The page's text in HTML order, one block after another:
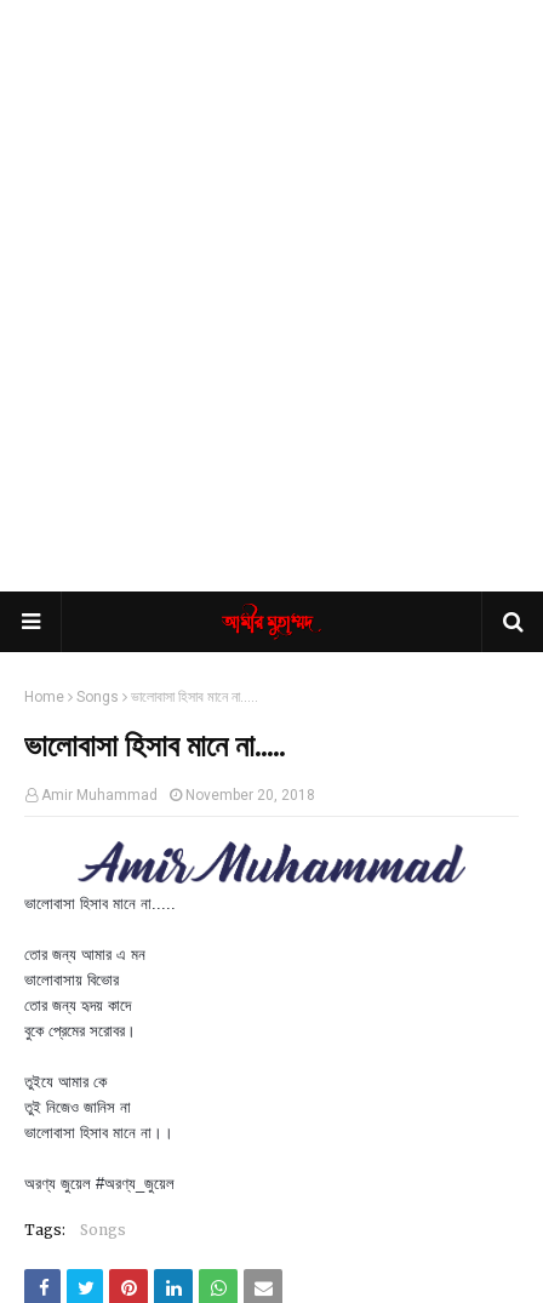
Home Songs ভালোবাসা হিসাব মানে না.....
ভালোবাসা হিসাব মানে না.....
Amir Muhammad November 20, 2018
ভালোবাসা হিসাব মানে না.....
তোর জন্য আমার এ মন
ভালোবাসায় বিভোর
তোর জন্য হৃদয় কাদে
বুকে প্রেমের সরোবর।
তুইযে আমার কে
তুই নিজেও জানিস না
ভালোবাসা হিসাব মানে না।।
অরণ্য জুয়েল #অরণ্য_জুয়েল
Tags: Songs